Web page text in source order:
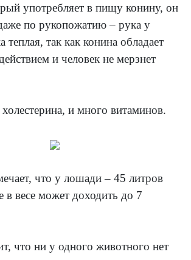
употребляет в пищу конину, он
по рукопожатию – рука у
теплая, так как конина обладает
и человек не мерзнет
и много витаминов.
что у лошади – 45 литров
в весе может доходить до 7
что ни у одного животного нет